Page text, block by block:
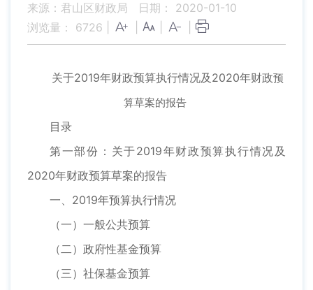
来源：君山区财政局
日期： 2020-01-10
浏览量： 6726
关于2019年财政预算执行情况及2020年财政预
算草案的报告
目录
第一部份：关于2019年财政预算执行情况及
2020年财政预算草案的报告
一、2019年预算执行情况
（一）一般公共预算
（二）政府性基金预算
（三）社保基金预算